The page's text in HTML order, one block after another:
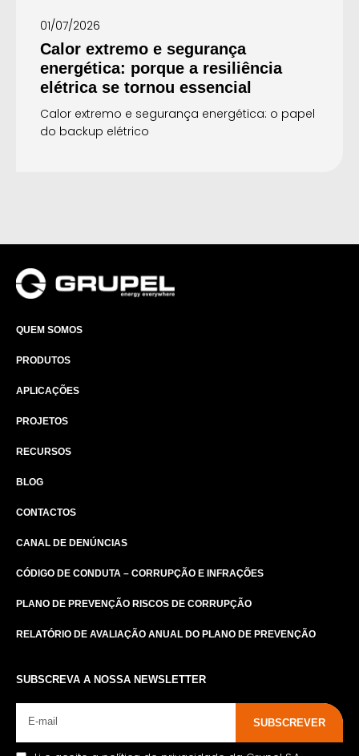
01/07/2026
Calor extremo e segurança
energética: porque a resiliência
elétrica se tornou essencial
Calor extremo e segurança energética: o papel
do backup elétrico
QUEM SOMOS
PRODUTOS
APLICAÇÕES
PROJETOS
RECURSOS
BLOG
CONTACTOS
CANAL DE DENÚNCIAS
CÓDIGO DE CONDUTA – CORRUPÇÃO E INFRAÇÕES
PLANO DE PREVENÇÃO RISCOS DE CORRUPÇÃO
RELATÓRIO DE AVALIAÇÃO ANUAL DO PLANO DE PREVENÇÃO
SUBSCREVA A NOSSA NEWSLETTER
SUBSCREVER